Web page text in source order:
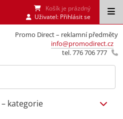
Promo Direct – reklamní předměty
info@promodirect.cz
tel. 776 706 777
Košík je prázdný
Uživatel: Přihlásit se
– kategorie